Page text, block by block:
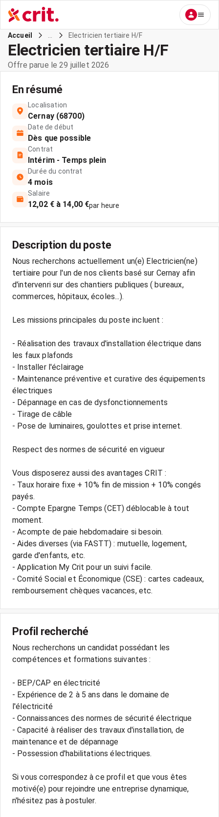
Accueil Electricien tertiaire H/F
Electricien tertiaire H/F
Offre parue le 29 juillet 2026
En résumé
Localisation
Cernay (68700)
Date de début
Dès que possible
Contrat
Intérim - Temps plein
Durée du contrat
4 mois
Salaire
12,02 € à 14,00 €par heure
Description du poste
Nous recherchons actuellement un(e) Electricien(ne)
tertiaire pour l'un de nos clients basé sur Cernay afin
d'intervenri sur des chantiers publiques ( bureaux,
commerces, hôpitaux, écoles...).
Les missions principales du poste incluent :
- Réalisation des travaux d'installation électrique dans
les faux plafonds
- Installer l'éclairage
- Maintenance préventive et curative des équipements
électriques
- Dépannage en cas de dysfonctionnements
- Tirage de câble
- Pose de luminaires, goulottes et prise internet.
Respect des normes de sécurité en vigueur
Vous disposerez aussi des avantages CRIT :
- Taux horaire fixe + 10% fin de mission + 10% congés
payés.
- Compte Epargne Temps (CET) déblocable à tout
moment.
- Acompte de paie hebdomadaire si besoin.
- Aides diverses (via FASTT) : mutuelle, logement,
garde d'enfants, etc.
- Application My Crit pour un suivi facile.
- Comité Social et Économique (CSE) : cartes cadeaux,
Profil recherché
Nous recherchons un candidat possédant les
compétences et formations suivantes :
- BEP/CAP en électricité
- Expérience de 2 à 5 ans dans le domaine de
l'électricité
- Connaissances des normes de sécurité électrique
- Capacité à réaliser des travaux d'installation, de
maintenance et de dépannage
- Possession d'habilitations électriques.
Si vous correspondez à ce profil et que vous êtes
motivé(e) pour rejoindre une entreprise dynamique,